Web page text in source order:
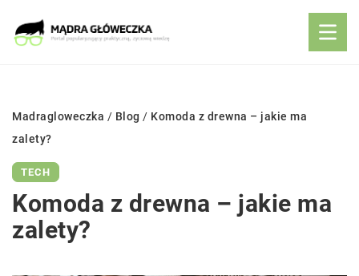
Madragloweczka / Blog / Komoda z drewna – jakie ma
zalety?
TECH
Komoda z drewna – jakie ma
zalety?